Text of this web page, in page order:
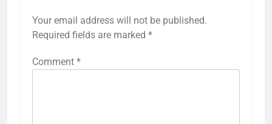
Your email address will not be published.
Required fields are marked *
Comment *